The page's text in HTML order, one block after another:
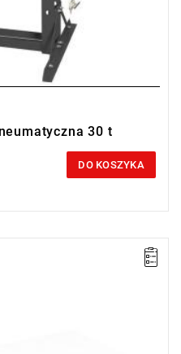
30 t
DO KOSZYKA
17 x 9 mm